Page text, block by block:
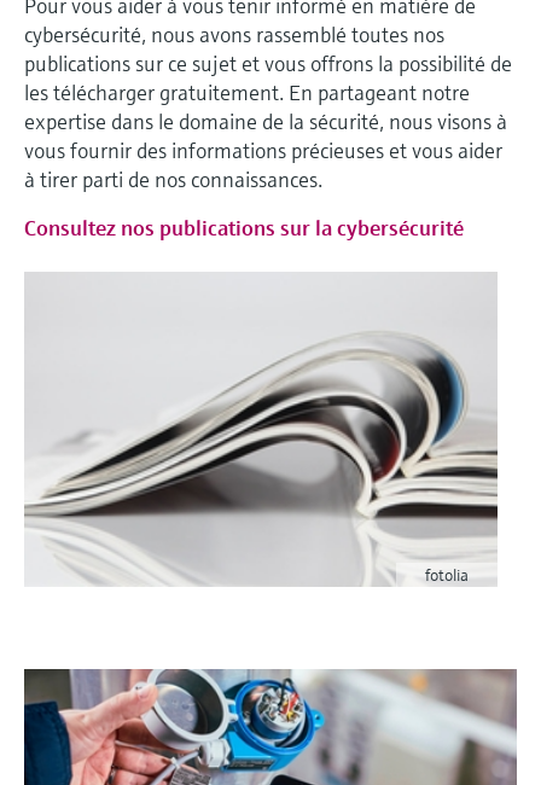
cybersécurité, nous avons rassemblé toutes nos
publications sur ce sujet et vous offrons la possibilité de
les télécharger gratuitement. En partageant notre
expertise dans le domaine de la sécurité, nous visons à
vous fournir des informations précieuses et vous aider
à tirer parti de nos connaissances.
Consultez nos publications sur la cybersécurité
fotolia